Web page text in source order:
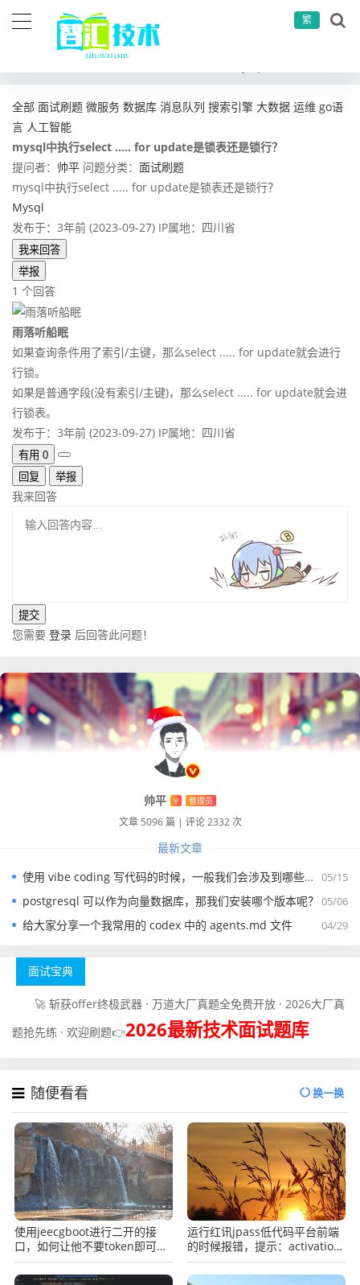
繁
全部 面试刷题 微服务 数据库 消息队列 搜索引擎 大数据 运维 go语
言 人工智能
mysql中执行select ..... for update是锁表还是锁行？
提问者： 帅平 问题分类： 面试刷题
mysql中执行select ..... for update是锁表还是锁行？
Mysql
发布于：3年前 (2023-09-27) IP属地：四川省
我来回答
举报
1 个回答
雨落听船眠
如果查询条件用了索引/主键，那么select ..... for update就会进行
行锁。
如果是普通字段(没有索引/主键)，那么select ..... for update就会进
行锁表。
发布于：3年前 (2023-09-27) IP属地：四川省
有用 0
回复
举报
我来回答
您需要 登录 后回答此问题！
帅平 V 管理员
文章 5096 篇 | 评论 2332 次
最新文章
05/15
使用 vibe coding 写代码的时候，一般我们会涉及到哪些提示词？
05/06
postgresql 可以作为向量数据库，那我们安装哪个版本呢？
04/29
给大家分享一个我常用的 codex 中的 agents.md 文件
面试宝典
🚀 斩获offer终极武器 · 万道大厂真题全免费开放 · 2026大厂真
题抢先练 · 欢迎刷题👉2026最新技术面试题库
随便看看 换一换
使用jeecgboot进行二开的接
口，如何让他不要token即可完
成访问？
运行红讯jpass低代码平台前端
的时候报错，提示：activation
error: A version argument is
required but missing.